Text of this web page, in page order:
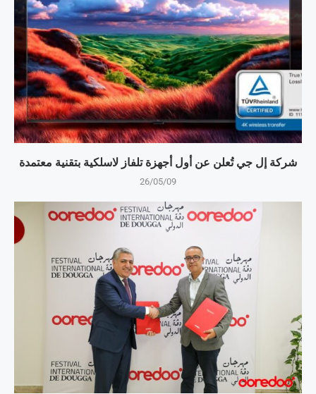
شركة إل جي تُعلن عن أول أجهزة تلفاز لاسلكية بتقنية معتمدة
26/05/09